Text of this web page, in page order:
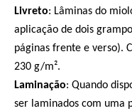
Livreto: Lâminas do
aplicação de dois
páginas frente e verso).
230 g/m².
Laminação: Quando
ser laminados com uma